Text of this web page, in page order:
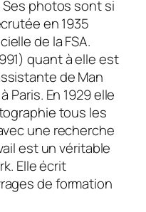
photos sont si
en 1935
de la FSA.
quant à elle est
de Man
Paris. En 1929 elle
tous les
une recherche
est un véritable
Elle écrit
de formation